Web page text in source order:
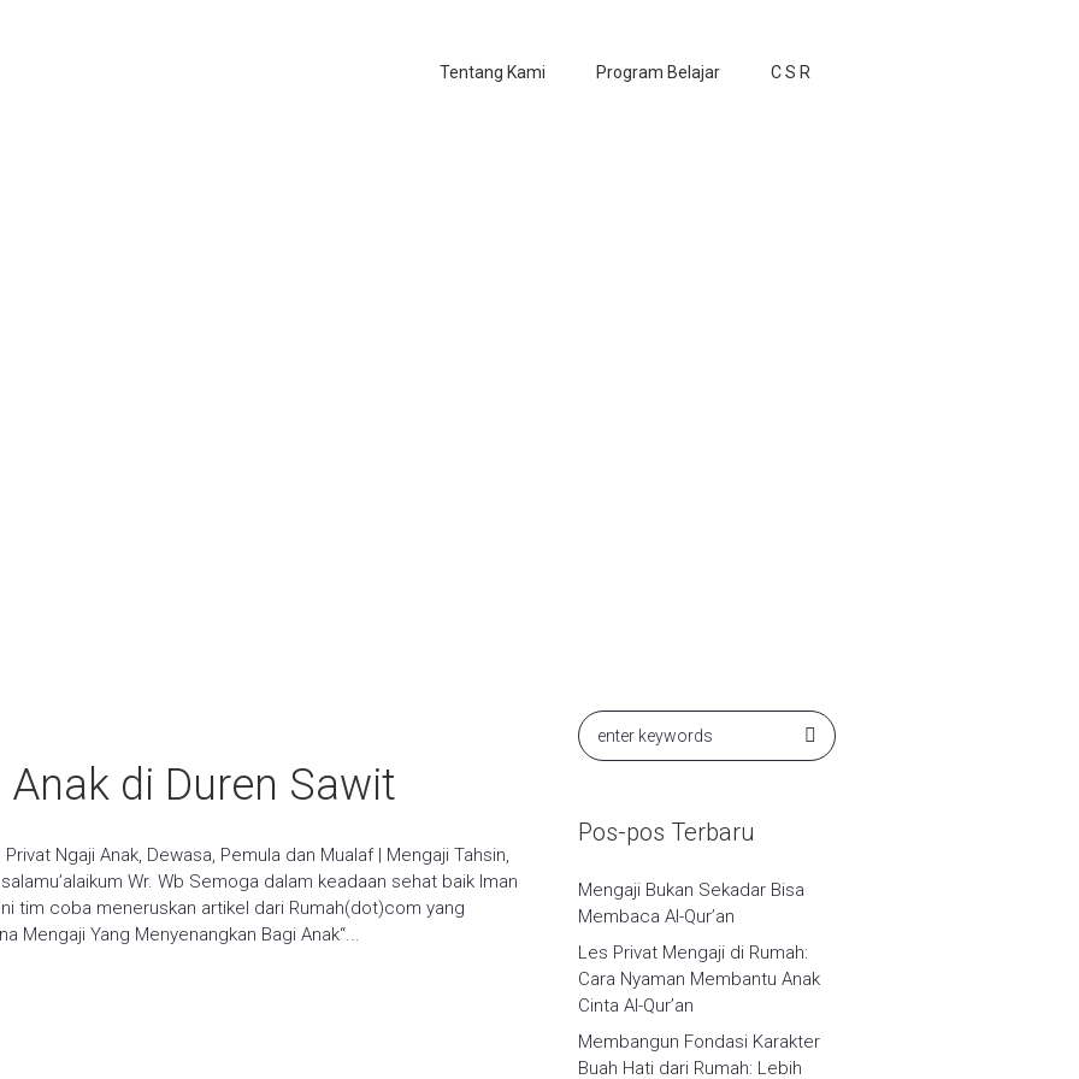
Tentang Kami Program Belajar C S R
di Duren Sawit
Ngaji Anak, Dewasa, Pemula dan Mualaf | Mengaji Tahsin,
Wr. Wb Semoga dalam keadaan sehat baik Iman
tim coba meneruskan artikel dari Rumah(dot)com yang
Mengaji Yang Menyenangkan Bagi Anak“...
Pos-pos Terbaru
Mengaji Bukan Sekadar Bisa
Membaca Al-Qur’an
Les Privat Mengaji di Rumah:
Cara Nyaman Membantu Anak
Cinta Al-Qur’an
Membangun Fondasi Karakter
Buah Hati dari Rumah: Lebih